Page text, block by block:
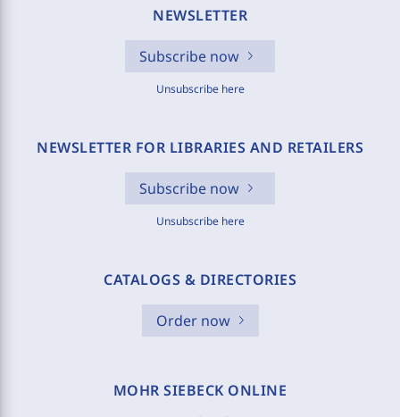
NEWSLETTER
Subscribe now
Unsubscribe here
NEWSLETTER FOR LIBRARIES AND RETAILERS
Subscribe now
Unsubscribe here
CATALOGS & DIRECTORIES
Order now
MOHR SIEBECK ONLINE